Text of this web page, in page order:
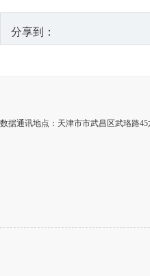
分享到：
数据通讯地点：天津市市武昌区武珞路